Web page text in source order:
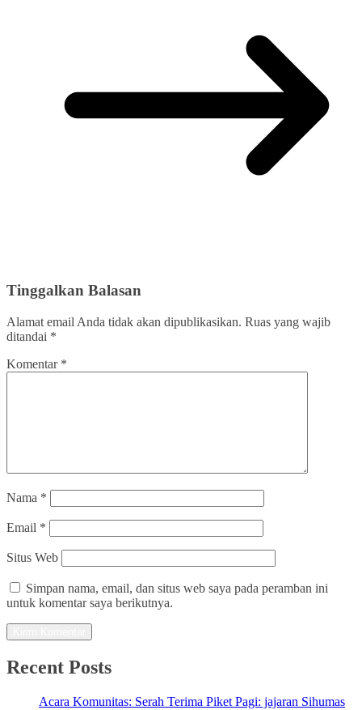
Tinggalkan Balasan
Alamat email Anda tidak akan dipublikasikan. Ruas yang wajib
ditandai *
Komentar *
Nama *
Email *
Situs Web
Simpan nama, email, dan situs web saya pada peramban ini
untuk komentar saya berikutnya.
Recent Posts
Acara Komunitas: Serah Terima Piket Pagi: jajaran Sihumas